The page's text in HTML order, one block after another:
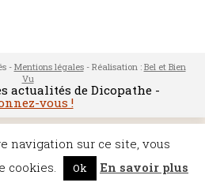
- Mentions légales- Réalisation : Bel et Bien
Vu
actualités de Dicopathe -
vous !
navigation sur ce site, vous
cookies.
Ok En savoir plus